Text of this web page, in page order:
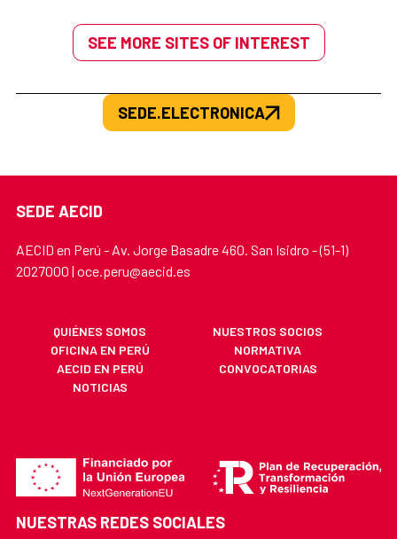
SEE MORE SITES OF INTEREST
SEDE.ELECTRONICA
SEDE AECID
AECID en Perú - Av. Jorge Basadre 460. San Isidro - (51-1)
2027000 | oce.peru@aecid.es
QUIÉNES SOMOS
NUESTROS SOCIOS
OFICINA EN PERÚ
NORMATIVA
AECID EN PERÚ
CONVOCATORIAS
NOTICIAS
NUESTRAS REDES SOCIALES